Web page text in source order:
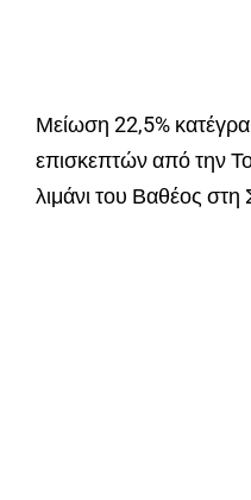
Μείωση 22,5%
επισκεπτών από την
λιμάνι του Βαθέος στη